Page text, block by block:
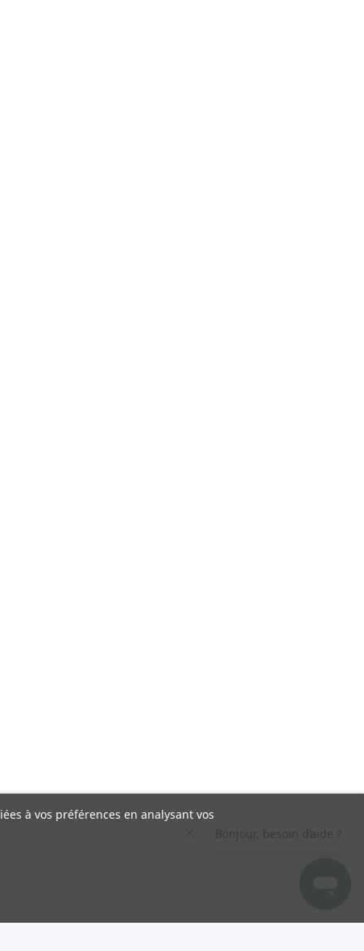
à vos préférences en analysant vos